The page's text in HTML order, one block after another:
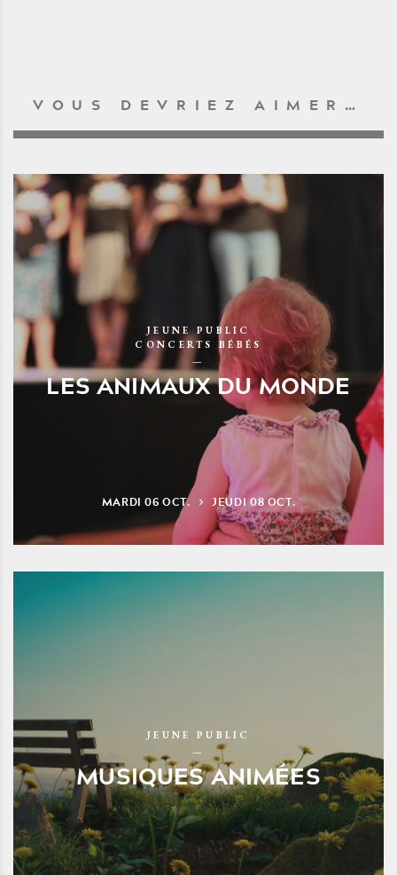
VOUS DEVRIEZ AIMER…
JEUNE PUBLIC
CONCERTS BÉBÉS
LES ANIMAUX DU MONDE
MARDI06OCT. JEUDI08OCT.
JEUNE PUBLIC
MUSIQUES ANIMÉES